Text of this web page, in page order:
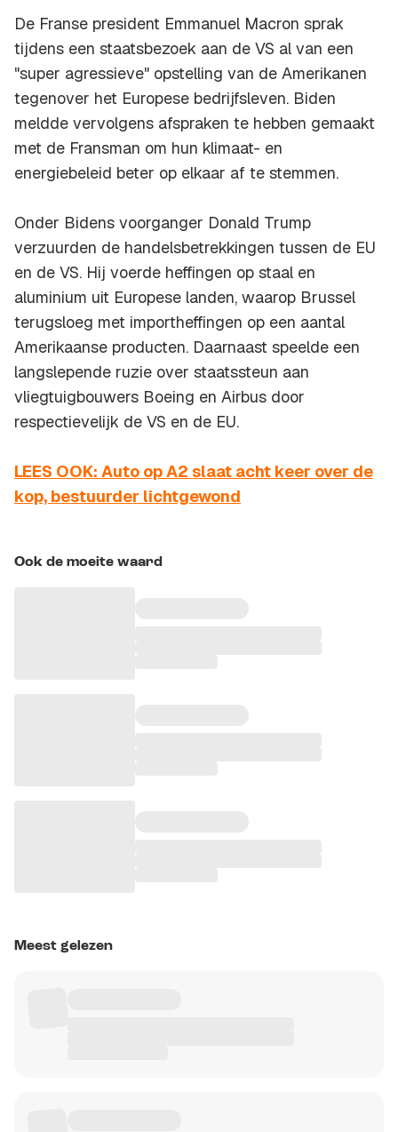
De Franse president Emmanuel Macron sprak
tijdens een staatsbezoek aan de VS al van een
"super agressieve" opstelling van de Amerikanen
tegenover het Europese bedrijfsleven. Biden
meldde vervolgens afspraken te hebben gemaakt
met de Fransman om hun klimaat- en
energiebeleid beter op elkaar af te stemmen.
Onder Bidens voorganger Donald Trump
verzuurden de handelsbetrekkingen tussen de EU
en de VS. Hij voerde heffingen op staal en
aluminium uit Europese landen, waarop Brussel
terugsloeg met importheffingen op een aantal
Amerikaanse producten. Daarnaast speelde een
langslepende ruzie over staatssteun aan
vliegtuigbouwers Boeing en Airbus door
respectievelijk de VS en de EU.
LEES OOK: Auto op A2 slaat acht keer over de
kop, bestuurder lichtgewond
Ook de moeite waard
Meest gelezen